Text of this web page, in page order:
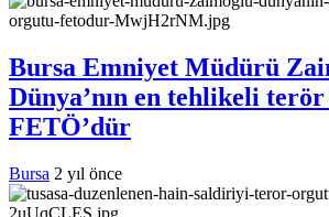
Bursa Emniyet Müdürü
Dünya’nın en tehlikeli
FETÖ’dür
Bursa 2 yıl önce